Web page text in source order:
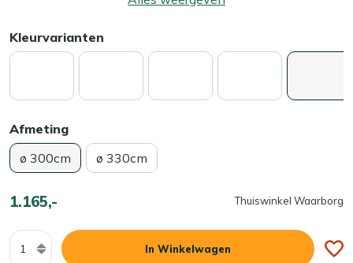
Kleurvarianten
Afmeting
ø 300cm
ø 330cm
1.165,- Thuiswinkel Waarborg
Aantal
In Winkelwagen